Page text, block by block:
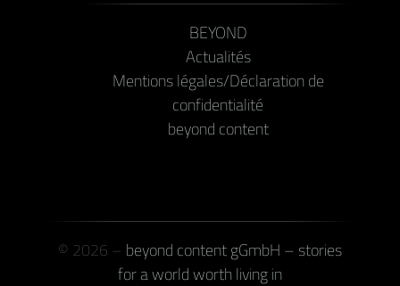
BEYOND
Actualités
Mentions légales/Déclaration de
confidentialité
beyond content
© 2026 – beyond content gGmbH – stories
for a world worth living in